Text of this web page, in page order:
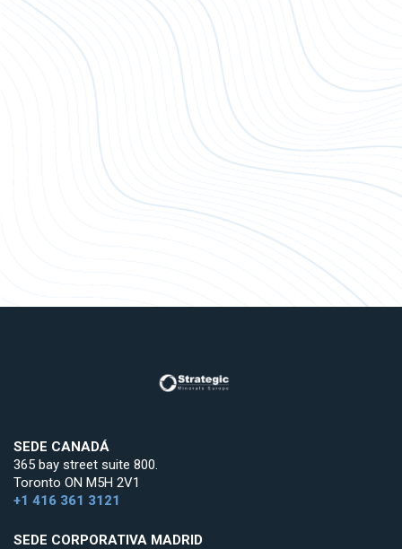
SEDE CANADÁ
365 bay street suite 800.
Toronto ON M5H 2V1
+1 416 361 3121
SEDE CORPORATIVA MADRID